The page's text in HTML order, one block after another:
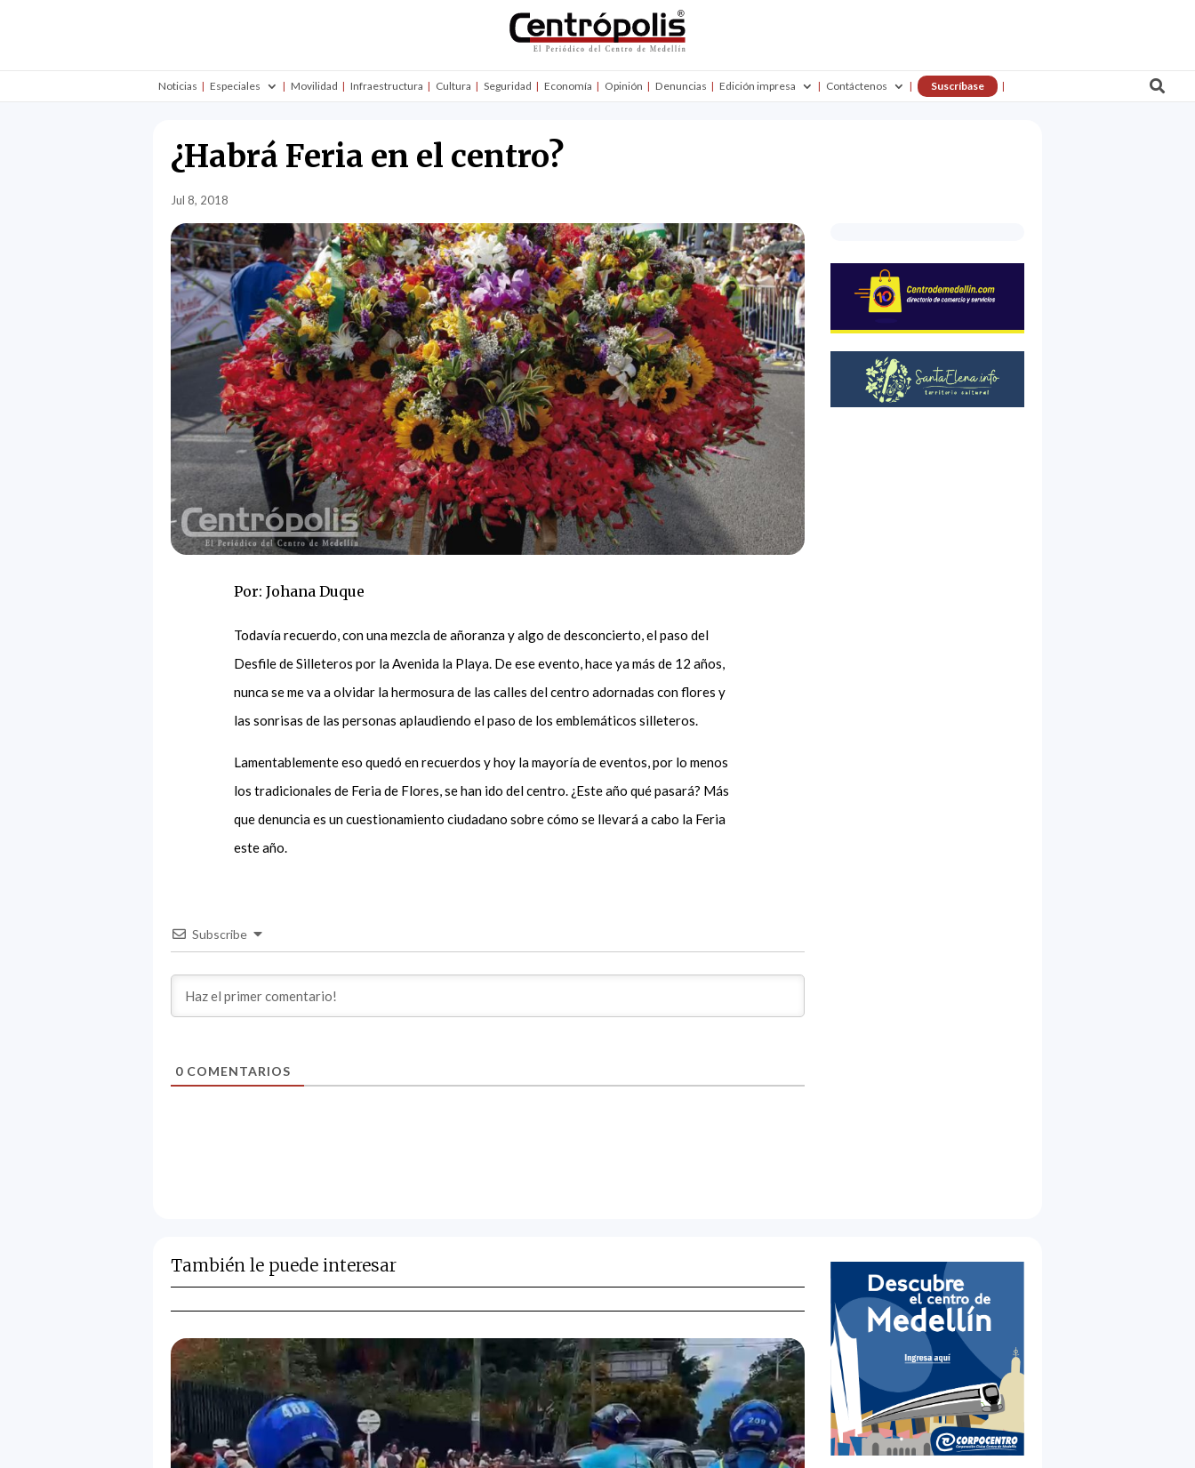
Noticias Especiales Movilidad Infraestructura Cultura Seguridad Economía Opinión Denuncias Edición impresa Contáctenos Suscríbase 
¿Habrá Feria en el centro?
Jul 8, 2018
Por: Johana Duque
Todavía recuerdo, con una mezcla de añoranza y algo de desconcierto, el paso del
Desfile de Silleteros por la Avenida la Playa. De ese evento, hace ya más de 12 años,
nunca se me va a olvidar la hermosura de las calles del centro adornadas con flores y
las sonrisas de las personas aplaudiendo el paso de los emblemáticos silleteros.
Lamentablemente eso quedó en recuerdos y hoy la mayoría de eventos, por lo menos
los tradicionales de Feria de Flores, se han ido del centro. ¿Este año qué pasará? Más
que denuncia es un cuestionamiento ciudadano sobre cómo se llevará a cabo la Feria
este año.
Subscribe
0 COMENTARIOS
También le puede interesar